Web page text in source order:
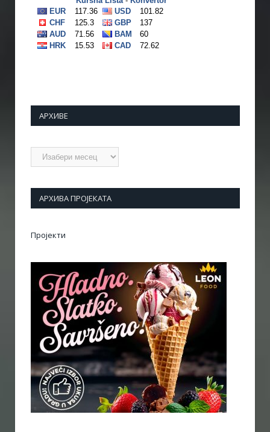
АРХИВЕ
Архиве
АРХИВА ПРОЈЕКАТА
Пројекти